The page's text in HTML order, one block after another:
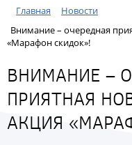
Главная
Новости
Внимание – очередная
«Марафон скидок»!
ВНИМАНИЕ –
ПРИЯТНАЯ
АКЦИЯ